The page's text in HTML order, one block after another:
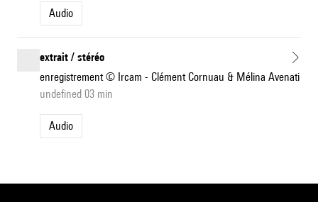
Audio
extrait / stéréo
enregistrement © Ircam - Clément Cornuau & Mélina Avenati
undefined 03 min
Audio